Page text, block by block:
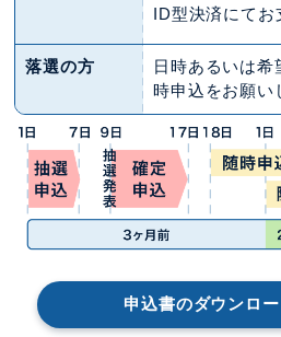
ID型決済にてお
落選の方
日時あるいは希
時申込をお願い
申込書のダウンロ